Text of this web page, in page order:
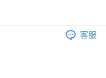
客服